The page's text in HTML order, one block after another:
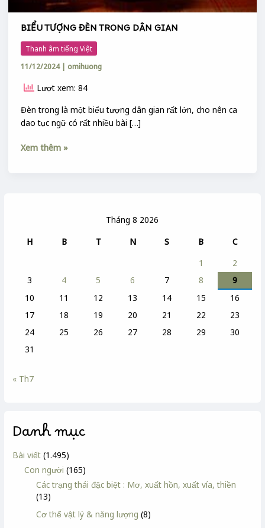
Tháng 8 2026
H
B T N S B
C
1
2
3
4 5 6 7 8
9
10
11 12 13 14 15
16
17
18 19 20 21 22
23
24
25 26 27 28 29
30
31
« Th7
Danh mục
Bài viết (1.495)
Con người (165)
Các trạng thái đặc biệt : Mơ, xuất hồn, xuất vía, thiền
(13)
Cơ thể vật lý & năng lượng (8)
BIỂU TƯỢNG ĐÈN TRONG DÂN GIAN
Thanh âm tiếng Việt
11/12/2024 | omihuong
Lượt xem: 84
Đèn trong là một biểu tượng dân gian rất lớn, cho nên ca
dao tục ngữ có rất nhiều bài […]
Xem thêm »